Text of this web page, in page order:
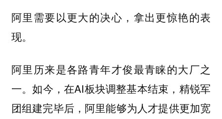
阿里需要以更大的决心，拿出更惊艳的表
现。
阿里历来是各路青年才俊最青睐的大厂之
一。如今，在AI板块调整基本结束，精锐军
团组建完毕后，阿里能够为人才提供更加宽